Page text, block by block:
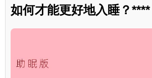
如何才能更好地入睡？****